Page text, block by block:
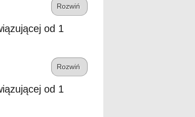
Rozwiń
od 1
Rozwiń
od 1